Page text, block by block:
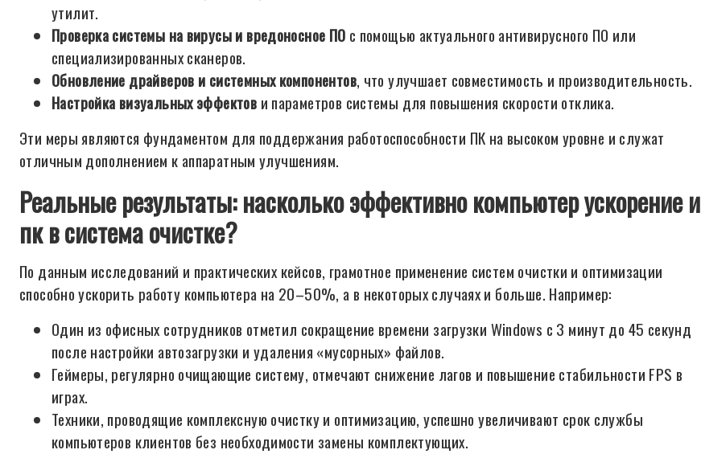
утилит.
Проверка системы на вирусы и вредоносное ПО с помощью актуального антивирусного ПО или
специализированных сканеров.
Обновление драйверов и системных компонентов, что улучшает совместимость и производительность.
Настройка визуальных эффектов и параметров системы для повышения скорости отклика.
Эти меры являются фундаментом для поддержания работоспособности ПК на высоком уровне и служат
отличным дополнением к аппаратным улучшениям.
Реальные результаты: насколько эффективно компьютер ускорение и
пк в система очистке?
По данным исследований и практических кейсов, грамотное применение систем очистки и оптимизации
способно ускорить работу компьютера на 20–50%, а в некоторых случаях и больше. Например:
Один из офисных сотрудников отметил сокращение времени загрузки Windows с 3 минут до 45 секунд
после настройки автозагрузки и удаления «мусорных» файлов.
Геймеры, регулярно очищающие систему, отмечают снижение лагов и повышение стабильности FPS в
играх.
Техники, проводящие комплексную очистку и оптимизацию, успешно увеличивают срок службы
компьютеров клиентов без необходимости замены комплектующих.